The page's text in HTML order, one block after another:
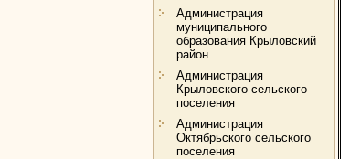
Администрация
муниципального
образования Крыловский
район
Администрация
Крыловского сельского
поселения
Администрация
Октябрьского сельского
поселения